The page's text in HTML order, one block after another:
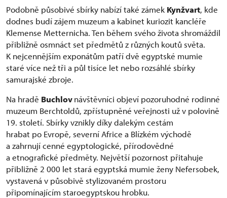
Podobně působivé sbírky nabízí také zámek Kynžvart, kde
dodnes budí zájem muzeum a kabinet kuriozit kancléře
Klemense Metternicha. Ten během svého života shromáždil
přibližně osmnáct set předmětů z různých koutů světa.
K nejcennějším exponátům patří dvě egyptské mumie
staré více než tři a půl tisíce let nebo rozsáhlé sbírky
samurajské zbroje.
Na hradě Buchlovnávštěvníci objeví pozoruhodné rodinné
muzeum Berchtoldů, zpřístupněné veřejnosti už v polovině
19. století. Sbírky vznikly díky dalekým cestám
hrabat po Evropě, severní Africe a Blízkém východě
a zahrnují cenné egyptologické, přírodovědné
a etnografické předměty. Největší pozornost přitahuje
přibližně 2 000 let stará egyptská mumie ženy Nefersobek,
vystavená v působivě stylizovaném prostoru
připomínajícím staroegyptskou hrobku.